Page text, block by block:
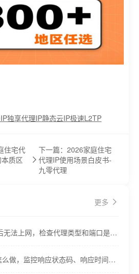
独享代理IP静态云IP极速L2TP
住宅代
质区
下一篇：2026家庭住宅
代理IP使用场景白皮书-
九零代理
更多
无法上网，检查代理类型和端口是否
做，监控响应状态码、响应时间突